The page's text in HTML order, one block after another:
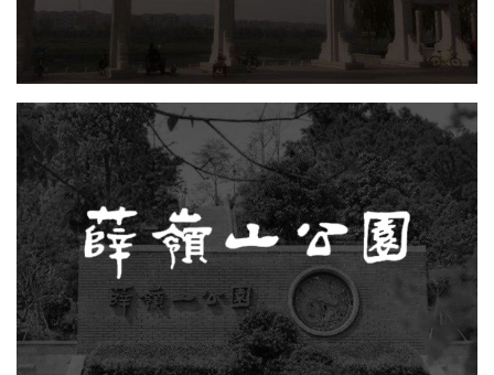
智慧公园体验中心
智慧公园
厦门薛岭山公园
AI人工智能 智慧公园 旅游休闲
智能语音亭
AR太极